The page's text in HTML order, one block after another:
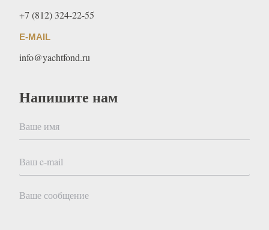
+7 (812) 324-22-55
E-MAIL
info@yachtfond.ru
Напишите нам